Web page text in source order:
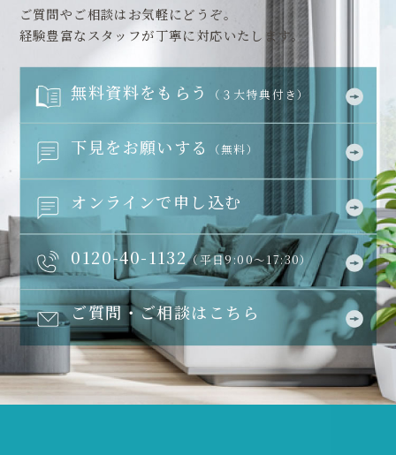
ご質問やご相談はお気軽にどうぞ。
経験豊富なスタッフが丁寧に対応いたします。
無料資料をもらう （３大特典付き）
下見をお願いする （無料）
オンラインで申し込む
0120-40-1132（平日9:00～17:30）
ご質問・ご相談はこちら